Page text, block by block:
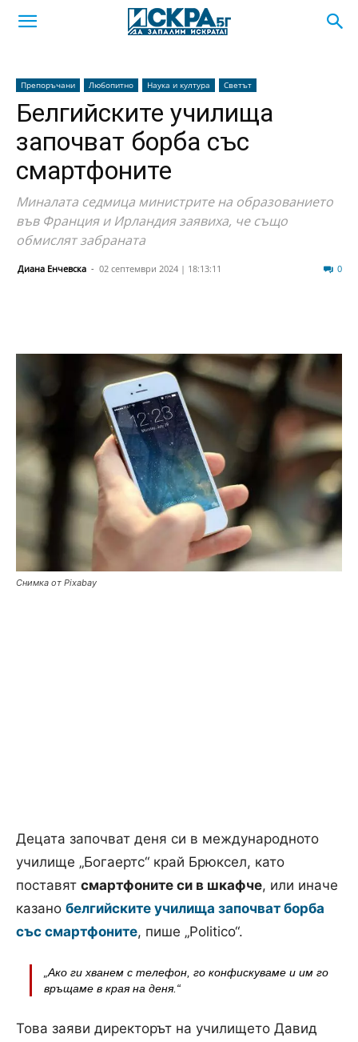
Препоръчани Любопитно Наука и култура Светът
Белгийските училища
започват борба със
смартфоните
Миналата седмица министрите на образованието
във Франция и Ирландия заявиха, че също
обмислят забраната
Диана Енчевска - 02 септември 2024 | 18:13:11 0
Снимка от Pixabay
Децата започват деня си в международното
училище „Богаертс“ край Брюксел, като
поставят смартфоните си в шкафче, или иначе
казано белгийските училища започват борба
със смартфоните, пише „Politico“.
„Ако ги хванем с телефон, го конфискуваме и им го
връщаме в края на деня.“
Това заяви директорът на училището Давид